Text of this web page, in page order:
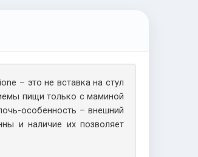
– это не вставка на стул
пищи только с маминой
особенность – внешний
и наличие их позволяет